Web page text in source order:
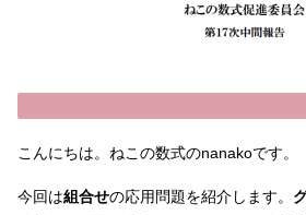
こんにちは。ねこの数式のnanakoです。
今回は組合せの応用問題を紹介します。